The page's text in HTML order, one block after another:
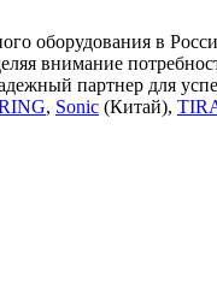
в
внимание
партнер для
, Sonic (Китай),